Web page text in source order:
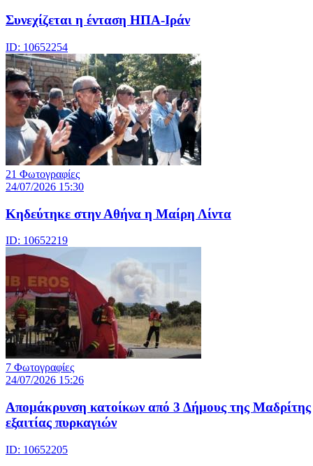
Συνεχίζεται η ένταση ΗΠΑ-Ιράν
ID: 10652254
21 Φωτογραφίες
24/07/2026 15:30
Κηδεύτηκε στην Αθήνα η Μαίρη Λίντα
ID: 10652219
7 Φωτογραφίες
24/07/2026 15:26
Απομάκρυνση κατοίκων από 3 Δήμους της Μαδρίτης
εξαιτίας πυρκαγιών
ID: 10652205